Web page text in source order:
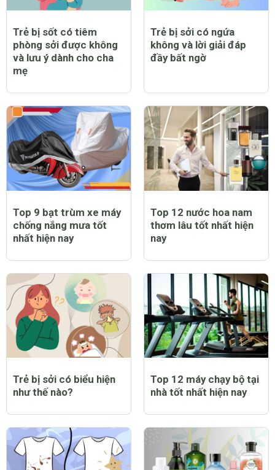
Trẻ bị sốt có tiêm
phòng sởi được không
và lưu ý dành cho cha
mẹ
Trẻ bị sởi có ngứa
không và lời giải đáp
đầy bất ngờ
Top 9 bạt trùm xe máy
chống nắng mưa tốt
nhất hiện nay
Top 12 nước hoa nam
thơm lâu tốt nhất hiện
nay
Trẻ bị sởi có biểu hiện
như thế nào?
Top 12 máy chạy bộ tại
nhà tốt nhất hiện nay